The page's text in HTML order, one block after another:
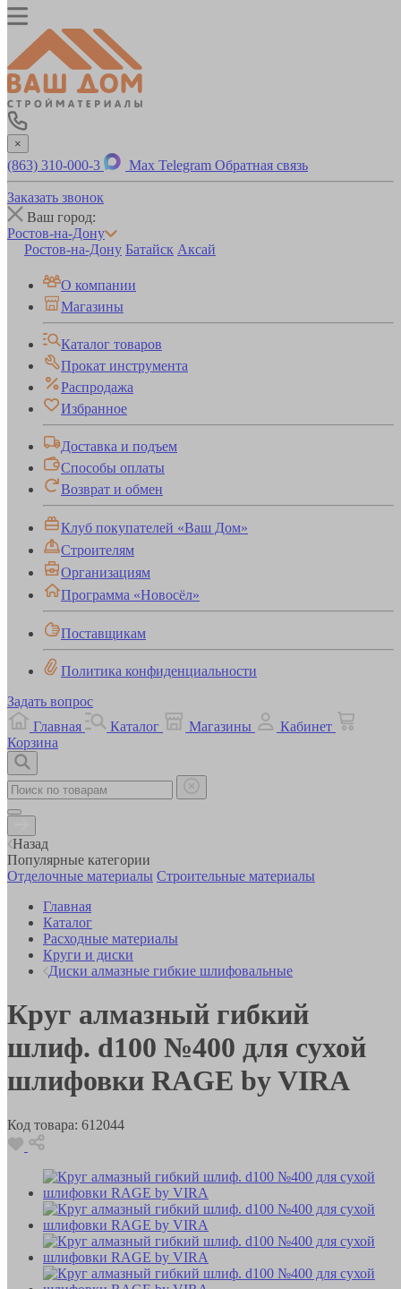
×
(863) 310-000-3 Max Telegram Обратная связь
Заказать звонок
Ваш город:
Ростов-на-Дону
Ростов-на-Дону Батайск Аксай
О компании
Магазины
Каталог товаров
Прокат инструмента
Распродажа
Избранное
Доставка и подъем
Способы оплаты
Возврат и обмен
Клуб покупателей «Ваш Дом»
Строителям
Организациям
Программа «Новосёл»
Поставщикам
Политика конфиденциальности
Задать вопрос
Главная
Каталог Магазины
Кабинет
Корзина
Назад
Популярные категории
Отделочные материалы Строительные материалы
Главная
Каталог
Расходные материалы
Круги и диски
Диски алмазные гибкие шлифовальные
Круг алмазный гибкий
шлиф. d100 №400 для сухой
шлифовки RAGE by VIRA
Код товара: 612044